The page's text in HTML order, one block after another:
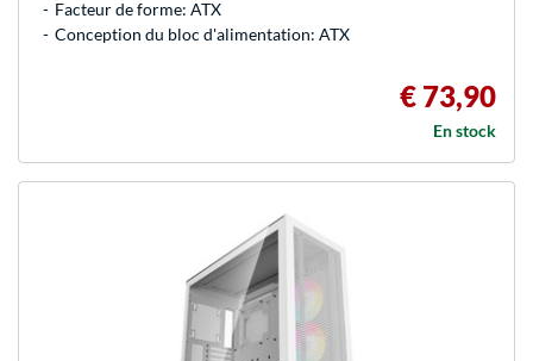
Facteur de forme: ATX
Conception du bloc d'alimentation: ATX
€ 73,90
En stock